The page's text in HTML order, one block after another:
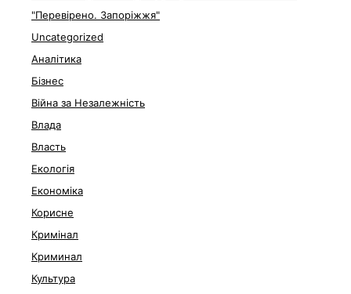
"Перевірено. Запоріжжя"
Uncategorized
Аналітика
Бізнес
Війна за Незалежність
Влада
Власть
Екологія
Економіка
Корисне
Кримінал
Криминал
Культура